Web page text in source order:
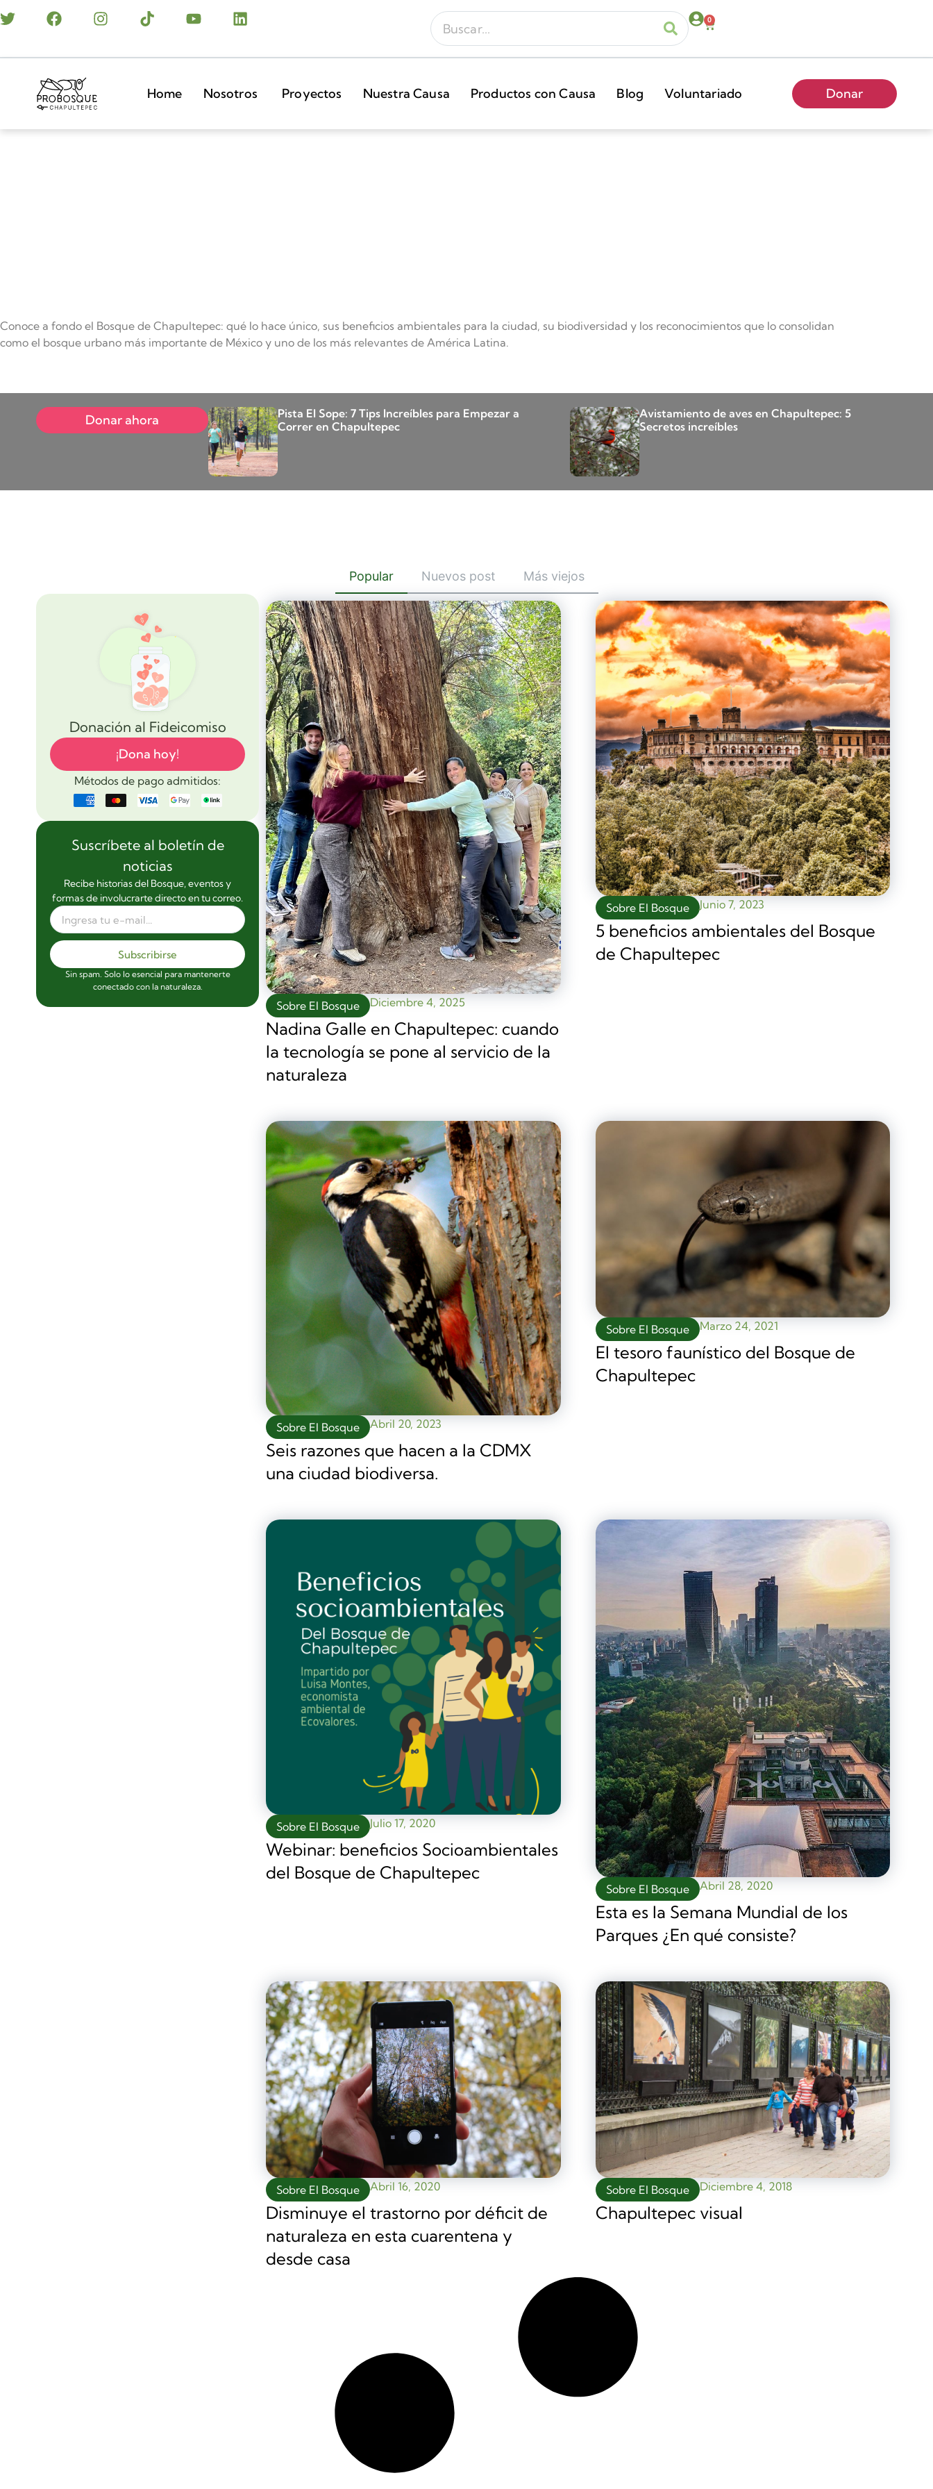
0
Home Nosotros Proyectos Nuestra Causa Productos con Causa Blog Voluntariado Donar
Conoce a fondo el Bosque de Chapultepec: qué lo hace único, sus beneficios ambientales para la ciudad, su biodiversidad y los reconocimientos que lo consolidan
como el bosque urbano más importante de México y uno de los más relevantes de América Latina.
Donar ahora
Pista El Sope: 7 Tips Increíbles para Empezar a
Correr en Chapultepec
Avistamiento de aves en Chapultepec: 5
Secretos increíbles
Popular Nuevos post Más viejos
Donación al Fideicomiso
¡Dona hoy!
Métodos de pago admitidos:
Suscríbete al boletín de
noticias
Recibe historias del Bosque, eventos y
formas de involucrarte directo en tu correo.
Subscribirse
Sin spam. Solo lo esencial para mantenerte
conectado con la naturaleza.
Sobre El Bosque Diciembre 4, 2025
Nadina Galle en Chapultepec: cuando
la tecnología se pone al servicio de la
naturaleza
Sobre El Bosque Junio 7, 2023
5 beneficios ambientales del Bosque
de Chapultepec
Sobre El Bosque Abril 20, 2023
Seis razones que hacen a la CDMX
una ciudad biodiversa.
Sobre El Bosque Marzo 24, 2021
El tesoro faunístico del Bosque de
Chapultepec
Sobre El Bosque Julio 17, 2020
Webinar: beneficios Socioambientales
del Bosque de Chapultepec
Sobre El Bosque Abril 28, 2020
Esta es la Semana Mundial de los
Parques ¿En qué consiste?
Sobre El Bosque Abril 16, 2020
Disminuye el trastorno por déficit de
naturaleza en esta cuarentena y
desde casa
Sobre El Bosque Diciembre 4, 2018
Chapultepec visual